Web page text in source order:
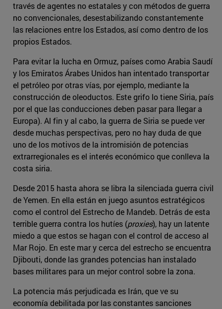
través de agentes no estatales y con métodos de guerra
no convencionales, desestabilizando constantemente
las relaciones entre los Estados, así como dentro de los
propios Estados.
Para evitar la lucha en Ormuz, países como Arabia Saudí
y los Emiratos Árabes Unidos han intentado transportar
el petróleo por otras vías, por ejemplo, mediante la
construcción de oleoductos. Este grifo lo tiene Siria, país
por el que las conducciones deben pasar para llegar a
Europa). Al fin y al cabo, la guerra de Siria se puede ver
desde muchas perspectivas, pero no hay duda de que
uno de los motivos de la intromisión de potencias
extrarregionales es el interés económico que conlleva la
costa siria.
Desde 2015 hasta ahora se libra la silenciada guerra civil
de Yemen. En ella están en juego asuntos estratégicos
como el control del Estrecho de Mandeb. Detrás de esta
terrible guerra contra los hutíes (proxies), hay un latente
miedo a que estos se hagan con el control de acceso al
Mar Rojo. En este mar y cerca del estrecho se encuentra
Djibouti, donde las grandes potencias han instalado
bases militares para un mejor control sobre la zona.
La potencia más perjudicada es Irán, que ve su
economía debilitada por las constantes sanciones